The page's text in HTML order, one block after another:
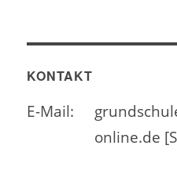
KONTAKT
E-Mail:
online.de